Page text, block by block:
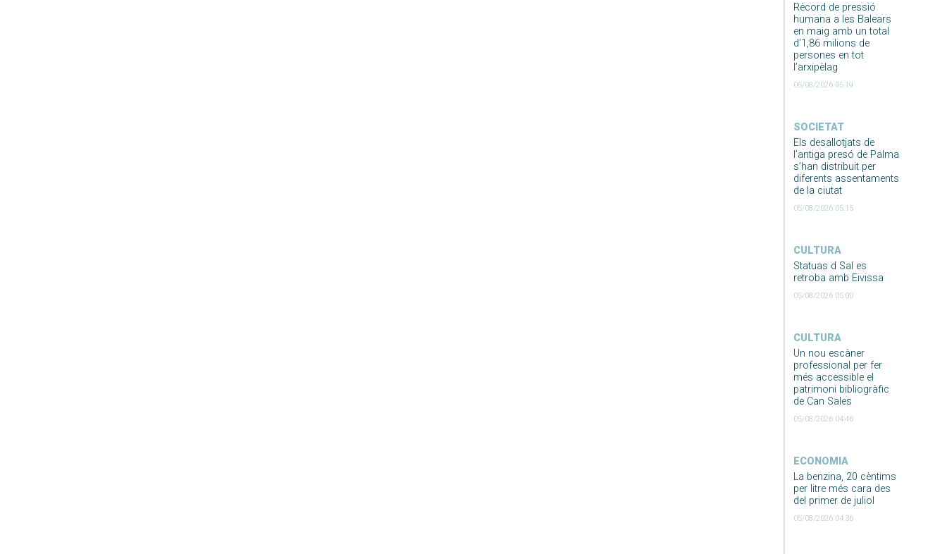
Rècord de pressió
humana a les Balears
en maig amb un total
d’1,86 milions de
persones en tot
l’arxipèlag
05/08/2026 05:19
SOCIETAT
Els desallotjats de
l’antiga presó de Palma
s’han distribuit per
diferents assentaments
de la ciutat
05/08/2026 05:15
CULTURA
Statuas d Sal es
retroba amb Eivissa
05/08/2026 05:00
CULTURA
Un nou escàner
professional per fer
més accessible el
patrimoni bibliogràfic
de Can Sales
05/08/2026 04:46
ECONOMIA
La benzina, 20 cèntims
per litre més cara des
del primer de juliol
05/08/2026 04:36